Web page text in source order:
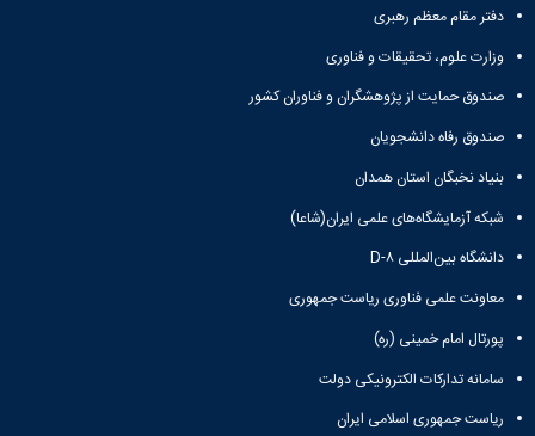
نمایندگی
معظم
رهبری
با
دفتر مقام معظم رهبری
وزارت علوم، تحقیقات و فناوری
صندوق حمایت از پژوهشگران و فناوران کشور
صندوق رفاه دانشجویان
بنیاد نخبگان استان همدان
شبکه آزمایشگاه‌های علمی ایران(شاعا)
دانشگاه بین‌المللی D-۸
معاونت علمی فناوری ریاست جمهوری
پورتال امام خمینی (ره)
سامانه تدارکات الکترونیکی دولت
ریاست جمهوری اسلامی ایران